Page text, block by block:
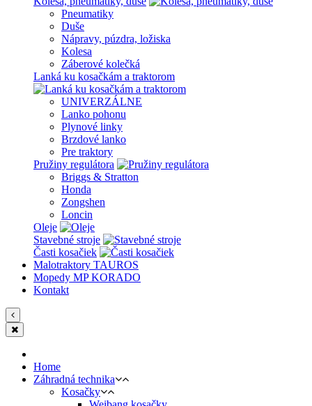
Pneumatiky
Duše
Nápravy, púzdra, ložiska
Kolesa
Záberové kolečká
Lanká ku kosačkám a traktorom
UNIVERZÁLNE
Lanko pohonu
Plynové linky
Brzdové lanko
Pre traktory
Pružiny regulátora
Briggs & Stratton
Honda
Zongshen
Loncin
Oleje
Stavebné stroje
Časti kosačiek
Malotraktory TAUROS
Mopedy MP KORADO
Kontakt
Home
Záhradná technika
Kosačky